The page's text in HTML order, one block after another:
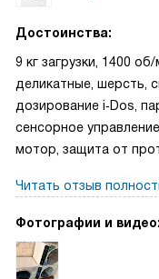
Достоинства:
9 кг загрузки, 1400
деликатные, шерсть,
дозирование i‑Dos,
сенсорное
мотор, защита от
Читать отзыв
Фотографии и видео: